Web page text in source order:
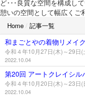
中庭の季節だより
トピックス
プロフィール
ど･･･良質な空間を構成し
憩いの空間として幅広くご
Home / 記事一覧
和まごとやの着物リメイ
2022.10.04
第20回 アートクレイシル
2022.10.04